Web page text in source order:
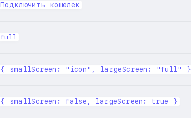
Подключить кошелек
full
{ smallScreen: "icon", largeScreen: "full" }
{ smallScreen: false, largeScreen: true }